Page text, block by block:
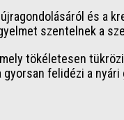
és a
szentelnek a
tökéletesen
felidézi a